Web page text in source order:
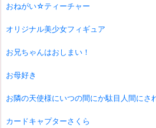
おねがい☆ティーチャー
オリジナル美少女フィギュア
お兄ちゃんはおしまい！
お母好き
お隣の天使様にいつの間にか駄目人間にさ
カードキャプターさくら